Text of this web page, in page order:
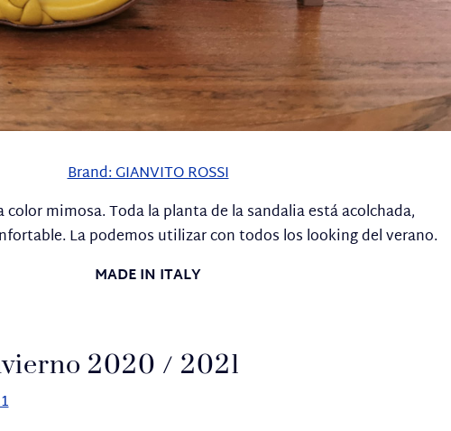
Brand: GIANVITO ROSSI
color mimosa. Toda la planta de la sandalia está acolchada,
La podemos utilizar con todos los looking del verano.
MADE IN ITALY
2020 / 2021